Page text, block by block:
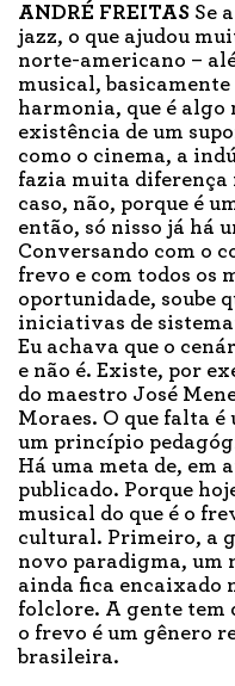
ANDRÉ FREITAS Se
jazz, o que ajudou
norte-americano –
musical,
harmonia, que é algo
existência de um
como o cinema, a
fazia muita diferença
caso, não, porque é
então, só nisso já há
Conversando com o
frevo e com todos os
oportunidade, soube
iniciativas de
Eu achava que o
e não é. Existe, por
do maestro José
Moraes. O que falta
um princípio
Há uma meta de, em
publicado. Porque
musical do que é o
cultural. Primeiro, a
novo paradigma, um
ainda fica encaixado
folclore. A gente tem
o frevo é um gênero
brasileira.